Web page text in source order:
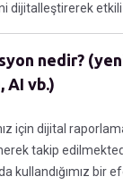
dijitalleştirerek etkili
nedir?
AI vb.)
için dijital
takip
kullandığımız bir